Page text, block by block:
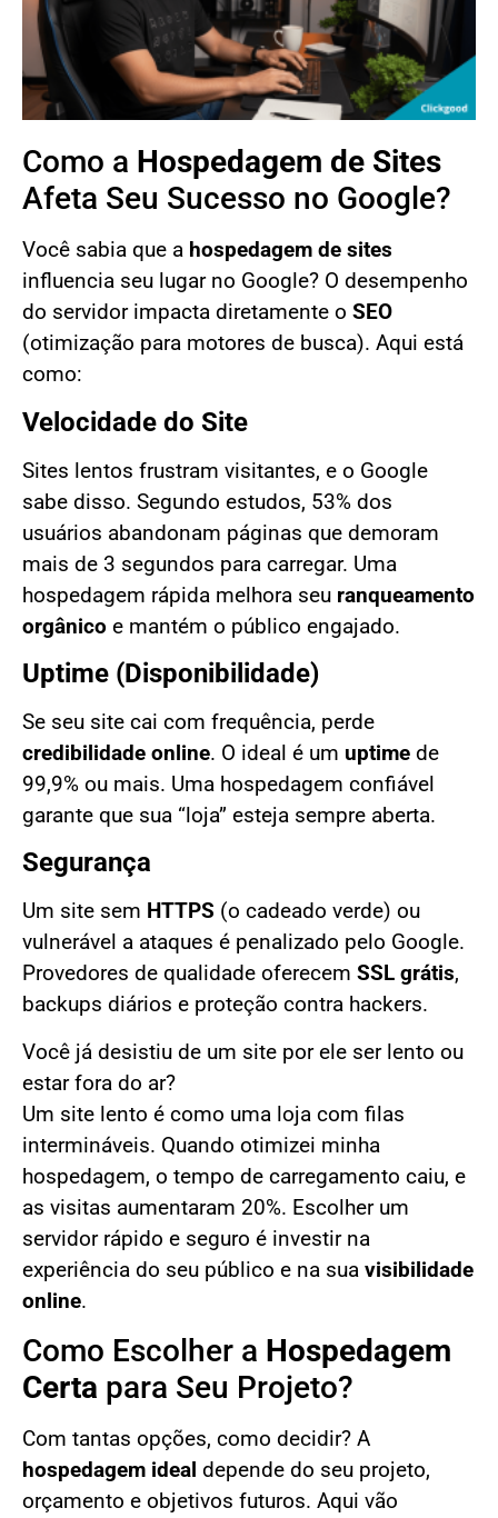
Como a Hospedagem de Sites
Afeta Seu Sucesso no Google?
Você sabia que a hospedagem de sites
influencia seu lugar no Google? O desempenho
do servidor impacta diretamente o SEO
(otimização para motores de busca). Aqui está
como:
Velocidade do Site
Sites lentos frustram visitantes, e o Google
sabe disso. Segundo estudos, 53% dos
usuários abandonam páginas que demoram
mais de 3 segundos para carregar. Uma
hospedagem rápida melhora seu ranqueamento
orgânico e mantém o público engajado.
Uptime (Disponibilidade)
Se seu site cai com frequência, perde
credibilidade online. O ideal é um uptime de
99,9% ou mais. Uma hospedagem confiável
garante que sua “loja” esteja sempre aberta.
Segurança
Um site sem HTTPS (o cadeado verde) ou
vulnerável a ataques é penalizado pelo Google.
Provedores de qualidade oferecem SSL grátis,
backups diários e proteção contra hackers.
Você já desistiu de um site por ele ser lento ou
estar fora do ar?
Um site lento é como uma loja com filas
intermináveis. Quando otimizei minha
hospedagem, o tempo de carregamento caiu, e
as visitas aumentaram 20%. Escolher um
servidor rápido e seguro é investir na
experiência do seu público e na sua visibilidade
online.
Como Escolher a Hospedagem
Certa para Seu Projeto?
Com tantas opções, como decidir? A
hospedagem ideal depende do seu projeto,
orçamento e objetivos futuros. Aqui vão